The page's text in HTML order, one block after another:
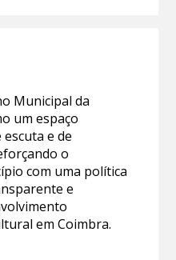
Municipal da
um espaço
e de
o
com uma política
e
em Coimbra.